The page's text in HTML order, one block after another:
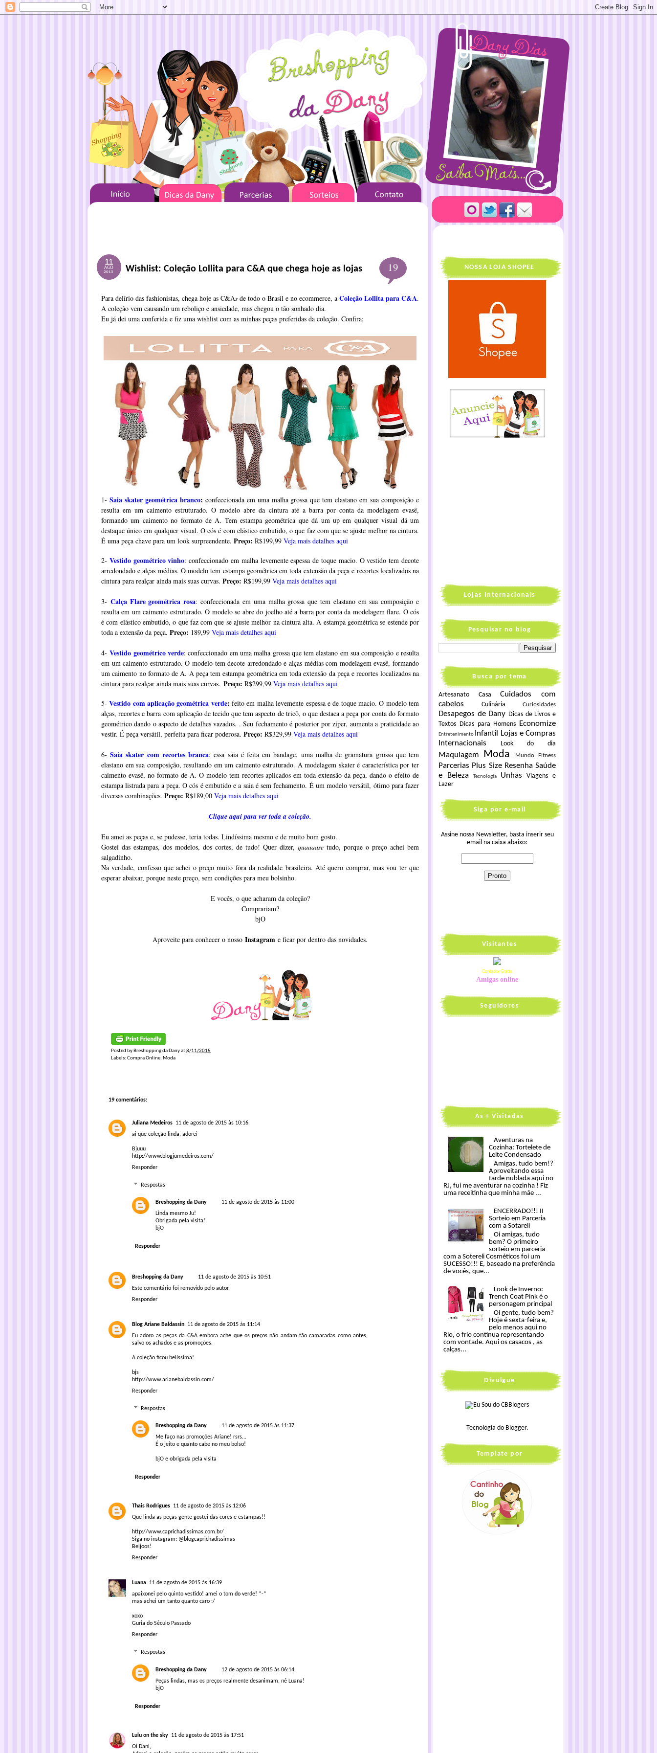
11
AGO
2015 19
Wishlist: Coleção Lollita para C&A que chega hoje as lojas
Para delírio das fashionistas, chega hoje as C&As de todo o Brasil e no ecommerce, a Coleção Lollita para C&A.
A coleção vem causando um reboliço e ansiedade, mas chegou o tão sonhado dia.
Eu já dei uma conferida e fiz uma wishlist com as minhas peças preferidas da coleção. Confira:
1- Saia skater geométrica branco: confeccionada em uma malha grossa que tem elastano em sua composição e
resulta em um caimento estruturado. O modelo abre da cintura até a barra por conta da modelagem evasê,
formando um caimento no formato de A. Tem estampa geométrica que dá um up em qualquer visual dá um
destaque único em qualquer visual. O cós é com elástico embutido, o que faz com que se ajuste melhor na cintura.
É uma peça chave para um look surpreendente. Preço: R$199,99 Veja mais detalhes aqui
2- Vestido geométrico vinho: confeccionado em malha levemente espessa de toque macio. O vestido tem decote
arredondado e alças médias. O modelo tem estampa geométrica em toda extensão da peça e recortes localizados na
cintura para realçar ainda mais suas curvas. Preço: R$199,99 Veja mais detalhes aqui
3- Calça Flare geométrica rosa: confeccionada em uma malha grossa que tem elastano em sua composição e
resulta em um caimento estruturado. O modelo se abre do joelho até a barra por conta da modelagem flare. O cós
é com elástico embutido, o que faz com que se ajuste melhor na cintura alta. A estampa geométrica se estende por
toda a extensão da peça. Preço: 189,99 Veja mais detalhes aqui
4-Vestido geométrico verde: confeccionado em uma malha grossa que tem elastano em sua composição e resulta
em um caimento estruturado. O modelo tem decote arredondado e alças médias com modelagem evasê, formando
um caimento no formato de A. A peça tem estampa geométrica em toda extensão da peça e recortes localizados na
cintura para realçar ainda mais suas curvas. Preço: R$299,99 Veja mais detalhes aqui
5-Vestido com aplicação geométrica verde: feito em malha levemente espessa e de toque macio. O modelo tem
alças, recortes e barra com aplicação de tecido que tem aspecto de tricô, o que destaca a peça por conta do formato
geométrico dando o aspecto de detalhes vazados. . Seu fechamento é posterior por zíper, aumenta a praticidade ao
vestir. É peça versátil, perfeita para ficar poderosa. Preço: R$329,99 Veja mais detalhes aqui
6-Saia skater com recortes branca: essa saia é feita em bandage, uma malha de gramatura grossa que tem
elastano em sua composição, resultando em um caimento estruturado. A modelagem skater é característica por ter
caimento evasê, no formato de A. O modelo tem recortes aplicados em toda extensão da peça, dando o efeito de
estampa listrada para a peça. O cós é embutido e a saia é sem fechamento. É um modelo versátil, ótimo para fazer
diversas combinações. Preço: R$189,00 Veja mais detalhes aqui
Clique aqui para ver toda a coleção.
Eu amei as peças e, se pudesse, teria todas. Lindíssima mesmo e de muito bom gosto.
Gostei das estampas, dos modelos, dos cortes, de tudo! Quer dizer, quaaaase tudo, porque o preço achei bem
salgadinho.
Na verdade, confesso que achei o preço muito fora da realidade brasileira. Até quero comprar, mas vou ter que
esperar abaixar, porque neste preço, sem condições para meu bolsinho.
E vocês, o que acharam da coleção?
Comprariam?
bjO
Aproveite para conhecer o nosso Instagram e ficar por dentro das novidades.
Posted by Breshopping da Danyat8/11/2015
Labels: Compra Online, Moda
19 comentários:
Juliana Medeiros 11 de agosto de 2015 às 10:16
ai que coleção linda, adorei
Bjuuu
http://www.blogjumedeiros.com/
Responder
Respostas
Breshopping da Dany
11 de agosto de 2015 às 11:00
Linda mesmo Ju!
Obrigada pela visita!
bjO
Responder
Breshopping da Dany
11 de agosto de 2015 às 10:51
Este comentário foi removido pelo autor.
Responder
Blog Ariane Baldassin 11 de agosto de 2015 às 11:14
Eu adoro as peças da C&A embora ache que os preços não andam tão camaradas como antes,
salvo os achados e as promoções.
A coleção ficou belíssima!
bjs
http://www.arianebaldassin.com/
Responder
Respostas
Breshopping da Dany
11 de agosto de 2015 às 11:37
Me faço nas promoções Ariane! rsrs...
É o jeito e quanto cabe no meu bolso!
bjO e obrigada pela visita
Responder
Thais Rodrigues 11 de agosto de 2015 às 12:06
Que linda as peças gente gostei das cores e estampas!!
http://www.caprichadissimas.com.br/
Siga no instagram: @blogcaprichadissimas
Beijoos!
Responder
Luana 11 de agosto de 2015 às 16:39
apaixonei pelo quinto vestido! amei o tom do verde! *-*
mas achei um tanto quanto caro :/
xoxo
Guria do Século Passado
Responder
Respostas
Breshopping da Dany
12 de agosto de 2015 às 06:14
Peças lindas, mas os preços realmente desanimam, né Luana!
bjO
Responder
Lulu on the sky 11 de agosto de 2015 às 17:51
Oi Dani,
NOSSA LOJA SHOPEE
Lojas Internacionais
Pesquisar no blog
Busca por tema
Artesanato Casa
Cuidados com
cabelos
Culinária Curiosidades
Desapegos de Dany Dicas de Livros e
Textos Dicas para Homens Economize
Entretenimento Infantil
Lojas e Compras
Internacionais
Look do dia
Maquiagem Moda Mundo Fitness
Parcerias Plus Size Resenha Saúde
e Beleza
Tecnologia Unhas
Viagens e
Lazer
Siga por e-mail
Assine nossa Newsletter, basta inserir seu
email na caixa abaixo:
Visitantes
Contador Grátis
Amigas online
Seguidores
As + Visitadas
Aventuras na
Cozinha: Tortelete de
Leite Condensado
Amigas, tudo bem!?
Aproveitando essa
tarde nublada aqui no
RJ, fui me aventurar na cozinha ! Fiz
uma receitinha que minha mãe ...
ENCERRADO!!! II
Sorteio em Parceria
com a Sotareli
Oi amigas, tudo
bem? O primeiro
sorteio em parceria
com a Sotereli Cosméticos foi um
SUCESSO!!! E, baseado na preferência
de vocês, que...
Look de Inverno:
Trench Coat Pink é o
personagem principal
Oi gente, tudo bem?
Hoje é sexta-feira e,
pelo menos aqui no
Rio, o frio continua representando
com vontade. Aqui os casacos , as
calças...
Divulgue
Tecnologia do Blogger.
Template por